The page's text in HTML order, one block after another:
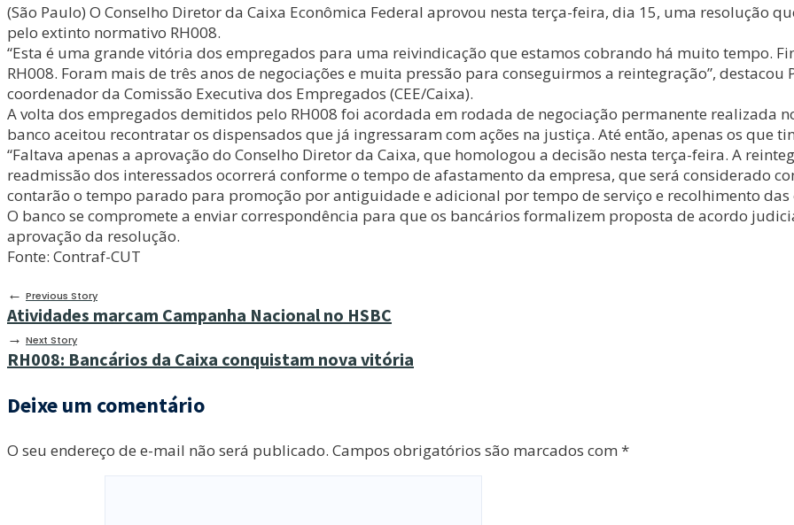
(São Paulo) O Conselho Diretor da Caixa Econômica Federal aprovou nesta terça-feira, dia 15, uma resolução
pelo extinto normativo RH008.
“Esta é uma grande vitória dos empregados para uma reivindicação que estamos cobrando há muito tempo.
RH008. Foram mais de três anos de negociações e muita pressão para conseguirmos a reintegração”, destacou
coordenador da Comissão Executiva dos Empregados (CEE/Caixa).
A volta dos empregados demitidos pelo RH008 foi acordada em rodada de negociação permanente realizada
banco aceitou recontratar os dispensados que já ingressaram com ações na justiça. Até então, apenas os
“Faltava apenas a aprovação do Conselho Diretor da Caixa, que homologou a decisão nesta terça-feira. A
readmissão dos interessados ocorrerá conforme o tempo de afastamento da empresa, que será considerado
contarão o tempo parado para promoção por antiguidade e adicional por tempo de serviço e recolhimento das
O banco se compromete a enviar correspondência para que os bancários formalizem proposta de acordo
aprovação da resolução.
Fonte: Contraf-CUT
← Previous Story
Atividades marcam Campanha Nacional no HSBC
→ Next Story
RH008: Bancários da Caixa conquistam nova vitória
Deixe um comentário
O seu endereço de e-mail não será publicado. Campos obrigatórios são marcados com *